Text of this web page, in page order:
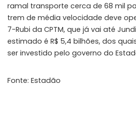
ramal transporte cerca de 68 mil
trem de média velocidade deve
7-Rubi da CPTM, que já vai até
estimado é R$ 5,4 bilhões, dos
ser investido pelo governo do
Fonte: Estadão